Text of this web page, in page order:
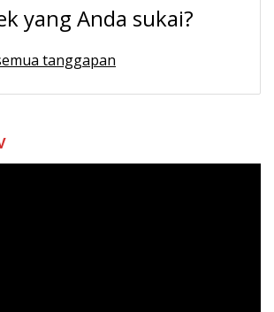
yang Anda sukai?
tanggapan